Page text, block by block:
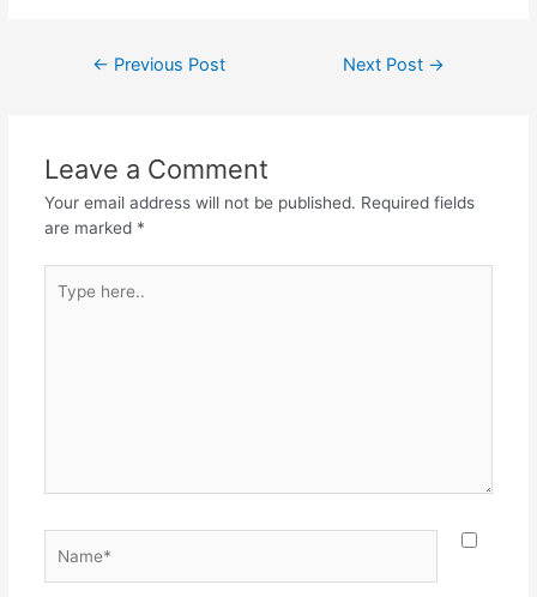
o
o
k
itt
er
at
s
p
p
e
gr
m
← Previous Post Next Post →
Leave a Comment
Your email address will not be published. Required fields
are marked *
here..